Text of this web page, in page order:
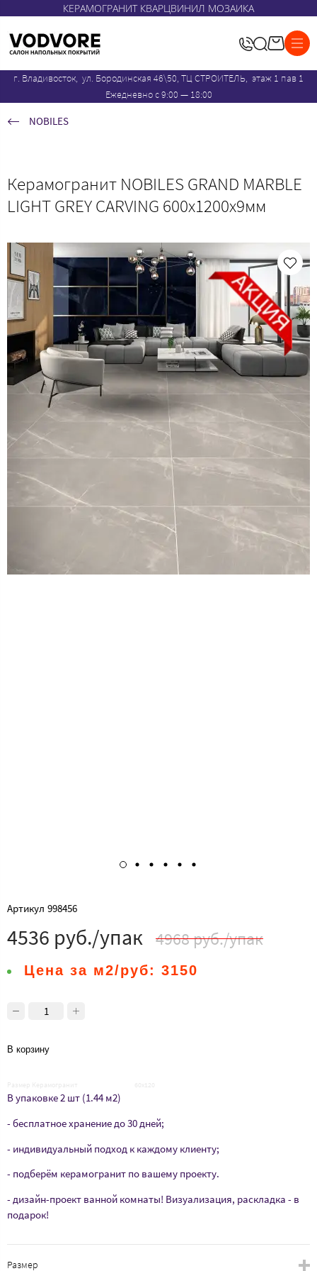
КЕРАМОГРАНИТ КВАРЦВИНИЛ МОЗАИКА
г. Владивосток, ул. Бородинская 46\50, ТЦ СТРОИТЕЛЬ, этаж 1 пав 1
Ежедневно с 9:00 — 18:00
NOBILES
Керамогранит NOBILES GRAND MARBLE
LIGHT GREY CARVING 600х1200х9мм
Артикул 998456
4536 руб./упак 4968 руб./упак
Цена за м2/руб: 3150
В корзину
В упаковке 2 шт (1.44 м2)
- бесплатное хранение до 30 дней;
- индивидуальный подход к каждому клиенту;
- подберём керамогранит по вашему проекту.
- дизайн-проект ванной комнаты! Визуализация, раскладка - в
подарок!
Размер